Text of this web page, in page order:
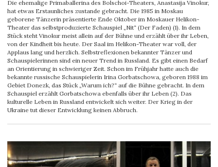
Die ehemalige Primaballerina des Bolschoi-Theaters, Anastasija Vinokur,
hat etwas Erstaunliches zustande gebracht. Die 1985 in Moskau
geborene Tänzerin präsentierte Ende Oktober im Moskauer Helikon-
Theater das selbstproduzierte Schauspiel „Nit“ (Der Faden) (1). In dem
Stück steht Vinokur meist allein auf der Bühne und erzählt über ihr Leben,
von der Kindheit bis heute. Der Saal im Helikon-Theater war voll, der
Applaus lang und herzlich. Selbstreflexionen bekannter Tänzer und
Schauspielerinnen sind ein neuer Trend in Russland. Es gibt einen Bedarf
an Orientierung in schwieriger Zeit. Schon im Frühjahr hatte auch die
bekannte russische Schauspielerin Irina Gorbatschowa, geboren 1988 im
Gebiet Donezk, das Stück „Warum ich?“ auf die Bühne gebracht. In dem
Schauspiel erzählt Gorbatschowa ebenfalls über ihr Leben (2). Das
kulturelle Leben in Russland entwickelt sich weiter. Der Krieg in der
Ukraine tut dieser Entwicklung keinen Abbruch.